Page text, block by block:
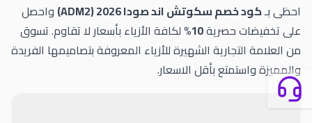
احظى بـكود خصم سكوتش اند صودا 2026 (ADM2)
واحصل
على تخفيضات حصرية10% لكافة الأزياء بأسعار لا تقاوم. تسوق
من العلامة التجارية الشهيرة للأزياء المعروفة بتصاميمها الفريدة
والمميزة واستمتع بأقل الاسعار.